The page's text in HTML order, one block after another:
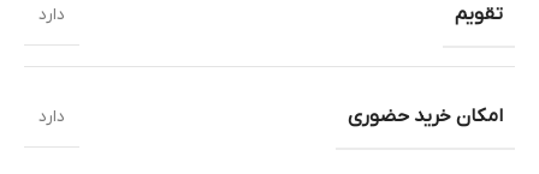
تقویم دارد
امکان خرید حضوری دارد